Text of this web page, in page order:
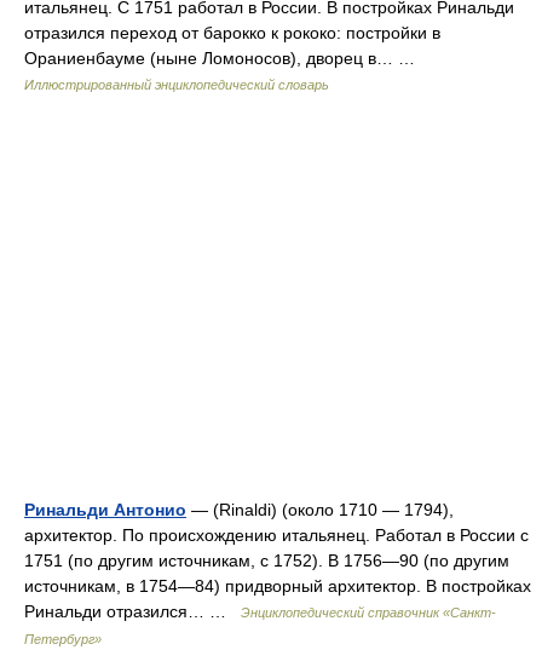
итальянец. С 1751 работал в России. В постройках Ринальди
отразился переход от барокко к рококо: постройки в
Ораниенбауме (ныне Ломоносов), дворец в… …
Иллюстрированный энциклопедический словарь
Ринальди Антонио — (Rinaldi) (около 1710 — 1794),
архитектор. По происхождению итальянец. Работал в России с
1751 (по другим источникам, с 1752). В 1756—90 (по другим
источникам, в 1754—84) придворный архитектор. В постройках
Ринальди отразился… …
Энциклопедический справочник «Санкт-
Петербург»